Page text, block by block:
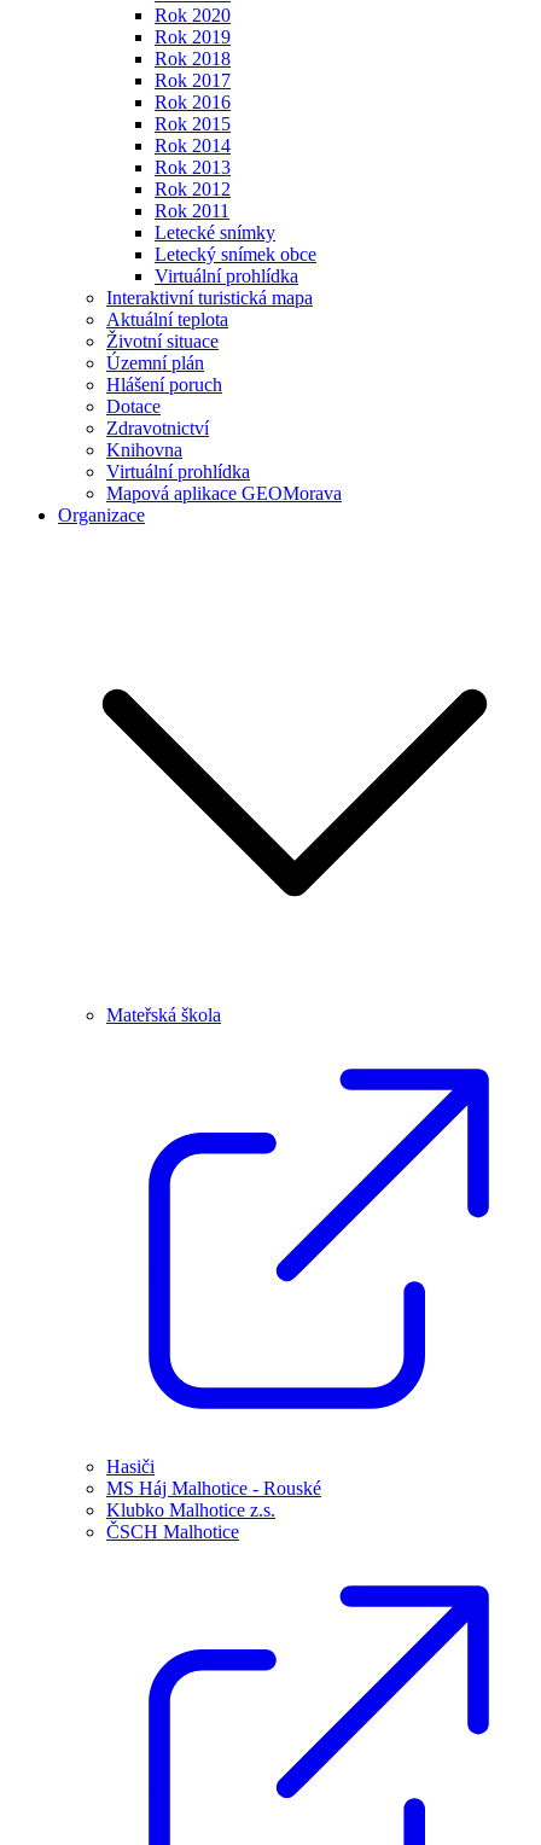
Rok 2020
Rok 2019
Rok 2018
Rok 2017
Rok 2016
Rok 2015
Rok 2014
Rok 2013
Rok 2012
Rok 2011
Letecké snímky
Letecký snímek obce
Virtuální prohlídka
Interaktivní turistická mapa
Aktuální teplota
Životní situace
Územní plán
Hlášení poruch
Dotace
Zdravotnictví
Knihovna
Virtuální prohlídka
Mapová aplikace GEOMorava
Organizace
Mateřská škola
Hasiči
MS Háj Malhotice - Rouské
Klubko Malhotice z.s.
ČSCH Malhotice